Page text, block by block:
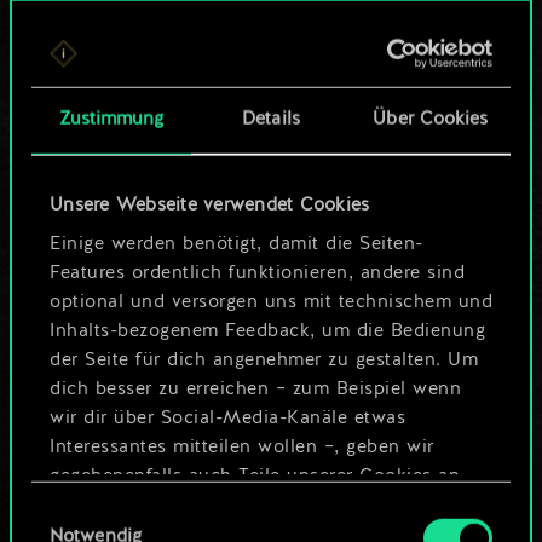
Zustimmung Details Über Cookies
Unsere Webseite verwendet Cookies
Einige werden benötigt, damit die Seiten-
Features ordentlich funktionieren, andere sind
optional und versorgen uns mit technischem und
Inhalts-bezogenem Feedback, um die Bedienung
der Seite für dich angenehmer zu gestalten. Um
dich besser zu erreichen – zum Beispiel wenn
wir dir über Social-Media-Kanäle etwas
Interessantes mitteilen wollen –, geben wir
gegebenenfalls auch Teile unserer Cookies an
Cookies erfordert allerdings deine Zustimmung.
Notwendig
Bis jetzt ist dies nur
ein geteilter Satz
Karten.
Wo es doch so viel
mehr sein kann!
Deck benennen und Leitfaden
Deck bearbeiten